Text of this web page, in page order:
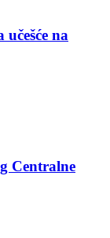
na
Centralne